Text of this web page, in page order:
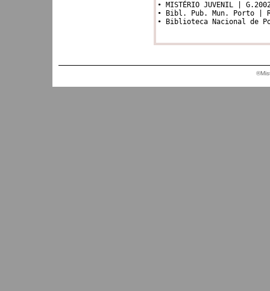
• MISTÉRIO JUVENIL |
• Bibl. Pub. Mun. Porto |
• Biblioteca Nacional de